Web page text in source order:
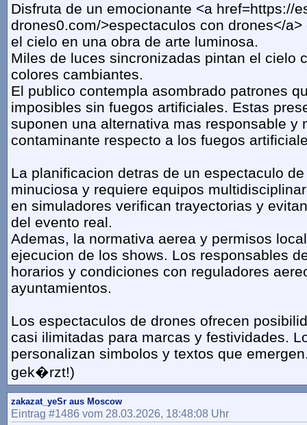
Disfruta de un emocionante <a href=https://
drones0.com/>espectaculos con drones</
el cielo en una obra de arte luminosa.
Miles de luces sincronizadas pintan el cielo
colores cambiantes.
El publico contempla asombrado patrones
imposibles sin fuegos artificiales. Estas
suponen una alternativa mas responsable y
contaminante respecto a los fuegos
La planificacion detras de un espectaculo
minuciosa y requiere equipos
en simuladores verifican trayectorias y
del evento real.
Ademas, la normativa aerea y permisos
ejecucion de los shows. Los responsables
horarios y condiciones con reguladores
ayuntamientos.
Los espectaculos de drones ofrecen
casi ilimitadas para marcas y festividades.
personalizan simbolos y textos que
gek�rzt!)
zakazat_yeSr aus Moscow
Eintrag #1486 vom 28.03.2026, 18:48:08 Uhr